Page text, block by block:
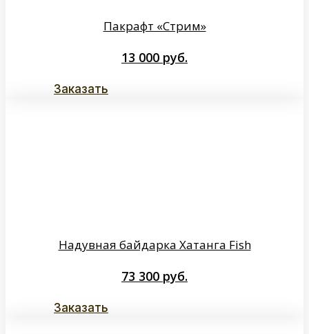
Пакрафт «Стрим»
13 000 руб.
Заказать
Надувная байдарка Хатанга Fish
73 300 руб.
Заказать